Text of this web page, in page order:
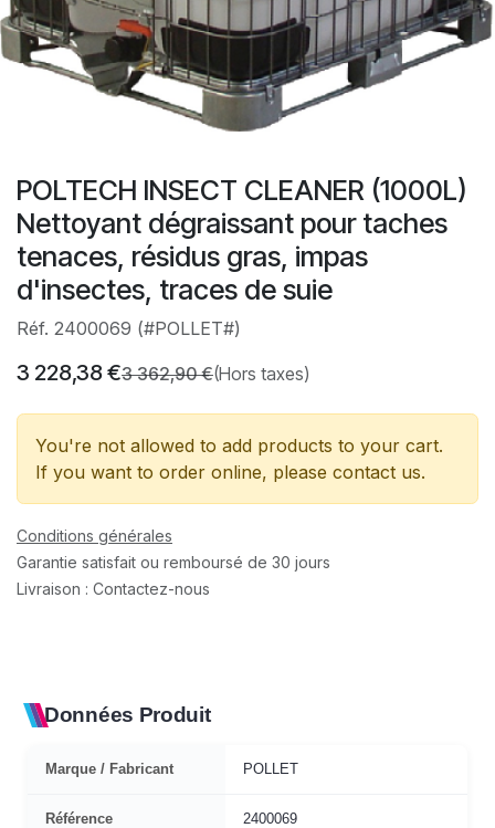
POLTECH INSECT CLEANER (1000L)
Nettoyant dégraissant pour taches
tenaces, résidus gras, impas
d'insectes, traces de suie
Réf. 2400069 (#POLLET#)
3 228,38€3 362,90€(Hors taxes)
You're not allowed to add products to your cart.
If you want to order online, please contact us.
Conditions générales
Garantie satisfait ou remboursé de 30 jours
Livraison : Contactez-nous
Données Produit
Marque / Fabricant POLLET
Référence 2400069